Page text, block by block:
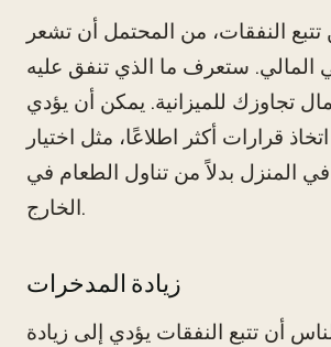
النفقات، من المحتمل أن تشعر
المالي. ستعرف ما الذي تنفق عليه
تجاوزك للميزانية. يمكن أن يؤدي
قرارات أكثر اطلاعًا، مثل اختيار
المنزل بدلاً من تناول الطعام في
الخارج.
زيادة المدخرات
أن تتبع النفقات يؤدي إلى زيادة